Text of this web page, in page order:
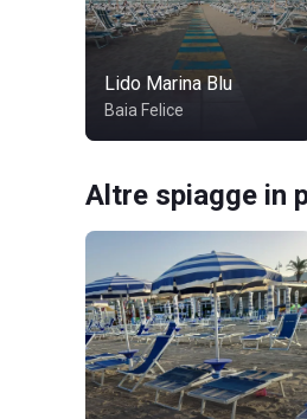
Lido Marina Blu
Baia Felice
Altre spiagge in